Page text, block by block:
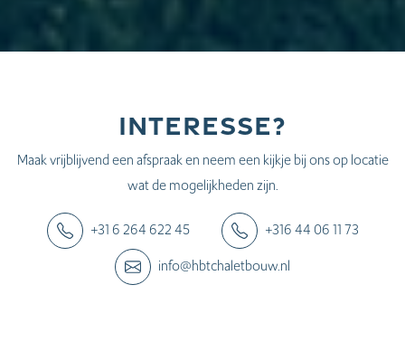
Interesse?
Maak vrijblijvend een afspraak en neem een kijkje bij ons op locatie
wat de mogelijkheden zijn.
+31 6 264 622 45
+316 44 06 11 73
info@hbtchaletbouw.nl